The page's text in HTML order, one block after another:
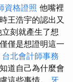
資格證照 他嘴裡
王浩宇的認出又
刻就產生了想
僅是想證明這一
台北會計師事務
道自己為什麼會
這些事情。 牙